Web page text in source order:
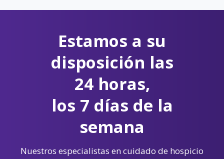
Estamos a su
disposición las
24 horas,
los 7 días de la
semana
Nuestros especialistas en cuidado de hospicio